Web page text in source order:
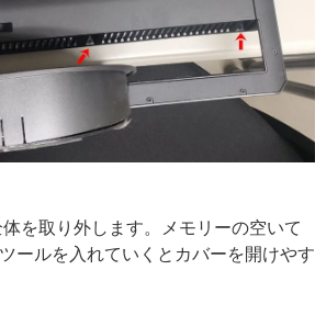
を取り外します。メモリーの空いて
ールを入れていくとカバーを開けやす